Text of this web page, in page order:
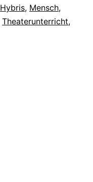
Hybris, Mensch,
Theaterunterricht,